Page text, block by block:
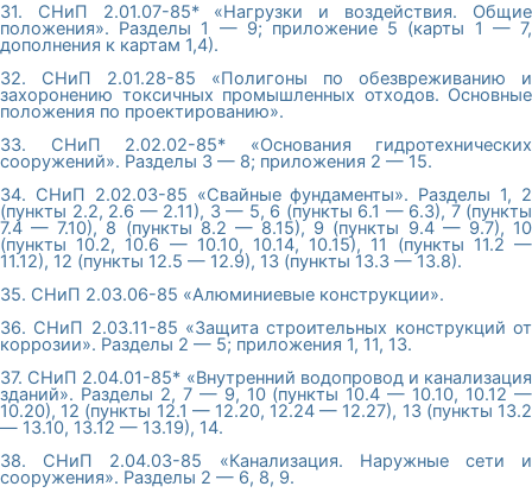
31. СНиП 2.01.07-85* «Нагрузки и воздействия. Общие
положения». Разделы 1 — 9; приложение 5 (карты 1 — 7,
дополнения к картам 1,4).
32. СНиП 2.01.28-85 «Полигоны по обезвреживанию и
захоронению токсичных промышленных отходов. Основные
положения по проектированию».
33. СНиП 2.02.02-85* «Основания гидротехнических
сооружений». Разделы 3 — 8; приложения 2 — 15.
34. СНиП 2.02.03-85 «Свайные фундаменты». Разделы 1, 2
(пункты 2.2, 2.6 — 2.11), 3 — 5, 6 (пункты 6.1 — 6.3), 7 (пункты
7.4 — 7.10), 8 (пункты 8.2 — 8.15), 9 (пункты 9.4 — 9.7), 10
(пункты 10.2, 10.6 — 10.10, 10.14, 10.15), 11 (пункты 11.2 —
11.12), 12 (пункты 12.5 — 12.9), 13 (пункты 13.3 — 13.8).
35. СНиП 2.03.06-85 «Алюминиевые конструкции».
36. СНиП 2.03.11-85 «Защита строительных конструкций от
коррозии». Разделы 2 — 5; приложения 1, 11, 13.
37. СНиП 2.04.01-85* «Внутренний водопровод и канализация
зданий». Разделы 2, 7 — 9, 10 (пункты 10.4 — 10.10, 10.12 —
10.20), 12 (пункты 12.1 — 12.20, 12.24 — 12.27), 13 (пункты 13.2
— 13.10, 13.12 — 13.19), 14.
38. СНиП 2.04.03-85 «Канализация. Наружные сети и
сооружения». Разделы 2 — 6, 8, 9.